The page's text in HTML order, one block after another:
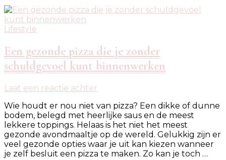
vallen
Lifestyle
Een gezonde pizza die je zonder
schuldgevoel kunt binnenwerken
Laat een reactie achter
gezonde
pizza
die
je
zonder
schuldgevoel
Wie houdt er nou niet van pizza? Een dikke of dunne
bodem, belegd met heerlijke saus en de meest
lekkere toppings. Helaas is het niet het meest
gezonde avondmaaltje op de wereld. Gelukkig zijn er
veel gezonde opties waar je uit kan kiezen wanneer
je zelf besluit een pizza te maken. Zo kan je toch …